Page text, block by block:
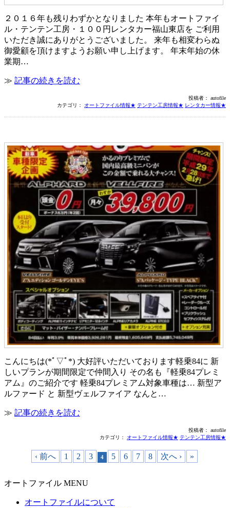
２０１６年も残りわずかとなりました 本年もオートファイ
ル・テンテン工房・１００円レンタカー福山東店を ご利用
いただき誠にありがとうございました。 来年も相変わらぬ
御愛顧を頂けますようお願い申し上げます。 年末年始の休
業期…
≫ 記事の続きを読む
投稿者： autofile
カテゴリ： オートファイル情報★ テンテン工房情報★ レンタカー情報★
こんにちは(*ﾟ▽ﾟ*) 大好評いただいております軽乗84に 新
しいプランが期間限定で仲間入り その名も『軽乗84プレミ
アム』のご紹介です 軽乗84プレミアム対象車種は… 新型ア
ルファード と 新型ヴェルファイア なんと…
≫ 記事の続きを読む
投稿者： autofile
カテゴリ： オートファイル情報★ テンテン工房情報★
‹ 前へ 1 2 3 4 5 6 7 8 次へ › »
オートファイル MENU
オートファイルについて